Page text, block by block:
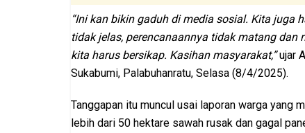
“Ini kan bikin gaduh di media sosial. Kita juga
tidak jelas, perencanaannya tidak matang
kita harus bersikap. Kasihan masyarakat,”ujar
Sukabumi, Palabuhanratu, Selasa (8/4/2025).
Tanggapan itu muncul usai laporan warga yang
lebih dari 50 hektare sawah rusak dan gagal